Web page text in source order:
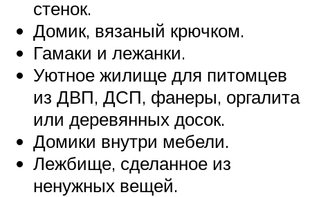
стенок.
Домик, вязаный крючком.
Гамаки и лежанки.
Уютное жилище для питомцев
из ДВП, ДСП, фанеры, оргалита
или деревянных досок.
Домики внутри мебели.
Лежбище, сделанное из
ненужных вещей.